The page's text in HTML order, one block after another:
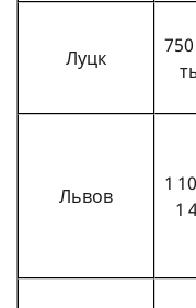
Луцк
Львов
1
1